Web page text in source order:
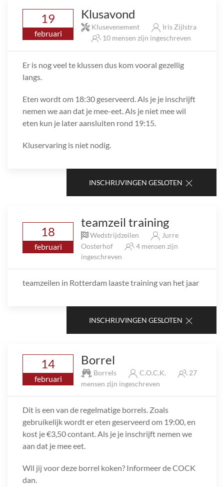
19
februari
Klusavond
Klusevenement
Iris Zijlstra
10 mensen zijn ingeschreven
Er is nog veel te klussen dus kom vooral gezellig
langs.
Eten wordt om 18:30 geserveerd. Als je je inschrijft
nemen we aan dat je mee-eet. Als je niet mee wil
eten kun je later aansluiten rond 19:15.
Kluservaring is niet nodig.
INSCHRIJVINGEN GESLOTEN
18
februari
teamzeil training
Wedstrijdzeilen
Jurre
Oosterhof
4 mensen zijn
ingeschreven
teamzeilen in Rotterdam laaste training van het jaar
INSCHRIJVINGEN GESLOTEN
14
februari
Borrel
Borrels C.O.C.K.
27
mensen zijn ingeschreven
Dit is een van de regelmatige borrels. Zoals
gebruikelijk wordt er eten geserveerd om 19:00, en
kost je €3,50 contant. Als je je inschrijft nemen we
aan dat je mee eet.
Wil jij voor deze borrel koken? Informeer de COCK
dan.